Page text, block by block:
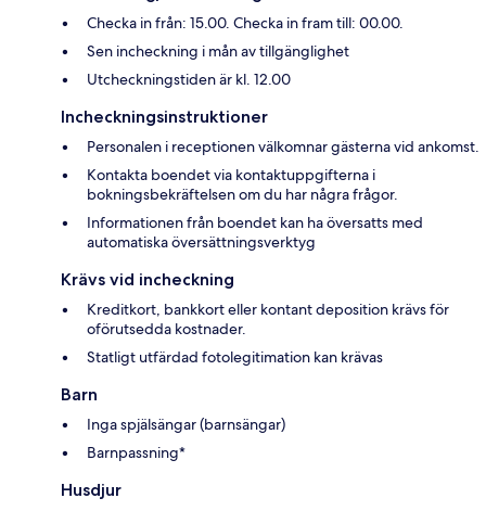
Checka in från: 15.00. Checka in fram till: 00.00.
Sen incheckning i mån av tillgänglighet
Utcheckningstiden är kl. 12.00
Incheckningsinstruktioner
Personalen i receptionen välkomnar gästerna vid ankomst.
Kontakta boendet via kontaktuppgifterna i
bokningsbekräftelsen om du har några frågor.
Informationen från boendet kan ha översatts med
automatiska översättningsverktyg
Krävs vid incheckning
Kreditkort, bankkort eller kontant deposition krävs för
oförutsedda kostnader.
Statligt utfärdad fotolegitimation kan krävas
Barn
Inga spjälsängar (barnsängar)
Barnpassning*
Husdjur